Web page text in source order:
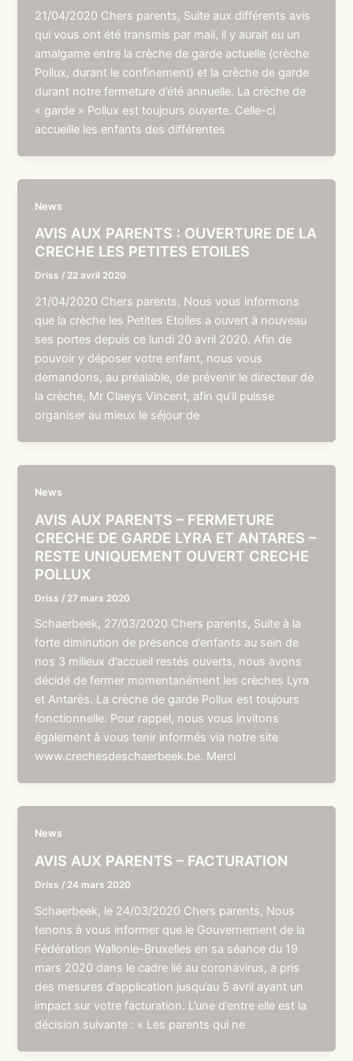
21/04/2020 Chers parents, Suite aux différents avis
qui vous ont été transmis par mail, il y aurait eu un
amalgame entre la crèche de garde actuelle (crèche
Pollux, durant le confinement) et la crèche de garde
durant notre fermeture d’été annuelle. La crèche de
« garde » Pollux est toujours ouverte. Celle-ci
accueille les enfants des différentes
News
AVIS AUX PARENTS : OUVERTURE DE LA
CRECHE LES PETITES ETOILES
Driss / 22 avril 2020
21/04/2020 Chers parents, Nous vous informons
que la crèche les Petites Etoiles a ouvert à nouveau
ses portes depuis ce lundi 20 avril 2020. Afin de
pouvoir y déposer votre enfant, nous vous
demandons, au préalable, de prévenir le directeur de
la crèche, Mr Claeys Vincent, afin qu’il puisse
organiser au mieux le séjour de
News
AVIS AUX PARENTS – FERMETURE
CRECHE DE GARDE LYRA ET ANTARES –
RESTE UNIQUEMENT OUVERT CRECHE
POLLUX
Driss / 27 mars 2020
Schaerbeek, 27/03/2020 Chers parents, Suite à la
forte diminution de présence d’enfants au sein de
nos 3 milieux d’accueil restés ouverts, nous avons
décidé de fermer momentanément les crèches Lyra
et Antarès. La crèche de garde Pollux est toujours
fonctionnelle. Pour rappel, nous vous invitons
également à vous tenir informés via notre site
www.crechesdeschaerbeek.be. Merci
News
AVIS AUX PARENTS – FACTURATION
Driss / 24 mars 2020
Schaerbeek, le 24/03/2020 Chers parents, Nous
tenons à vous informer que le Gouvernement de la
Fédération Wallonie-Bruxelles en sa séance du 19
mars 2020 dans le cadre lié au coronavirus, a pris
des mesures d’application jusqu’au 5 avril ayant un
impact sur votre facturation. L’une d’entre elle est la
décision suivante : « Les parents qui ne